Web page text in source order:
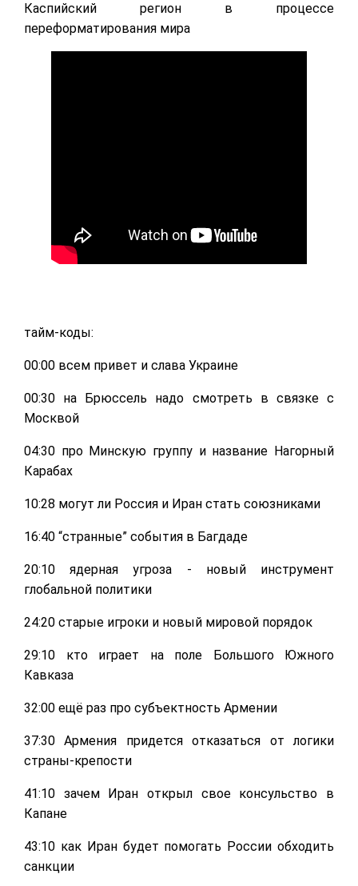
Каспийский регион в процессе
переформатирования мира
тайм-коды:
00:00 всем привет и слава Украине
00:30 на Брюссель надо смотреть в связке с
Москвой
04:30 про Минскую группу и название Нагорный
Карабах
10:28 могут ли Россия и Иран стать союзниками
16:40 “странные” события в Багдаде
20:10 ядерная угроза - новый инструмент
глобальной политики
24:20 старые игроки и новый мировой порядок
29:10 кто играет на поле Большого Южного
Кавказа
32:00 ещё раз про субъектность Армении
37:30 Армения придется отказаться от логики
страны-крепости
41:10 зачем Иран открыл свое консульство в
Капане
43:10 как Иран будет помогать России обходить
санкции